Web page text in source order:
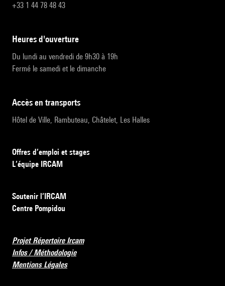
+33 1 44 78 48 43
heures d'ouverture
Du lundi au vendredi de 9h30 à 19h
Fermé le samedi et le dimanche
accès en transports
Hôtel de Ville, Rambuteau, Châtelet, Les Halles
Offres d’emploi et stages
L’équipe IRCAM
Soutenir l’IRCAM
Centre Pompidou
Projet Répertoire Ircam
Infos / Méthodologie
Mentions Légales